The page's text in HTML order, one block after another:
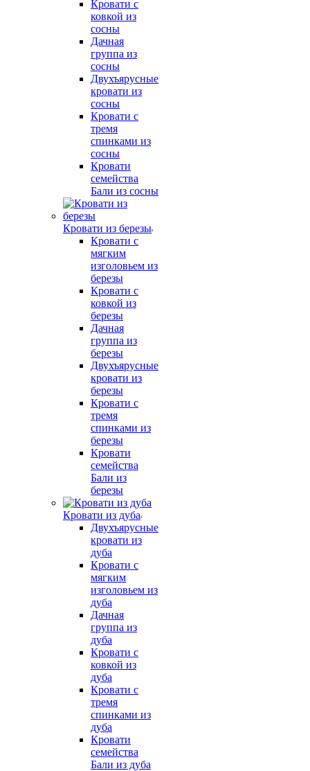
Кровати с
ковкой из
сосны
Дачная
группа из
сосны
Двухъярусные
кровати из
сосны
Кровати с
тремя
спинками из
сосны
Кровати
семейства
Бали из сосны
Кровати из березы
Кровати с
мягким
изголовьем из
березы
Кровати с
ковкой из
березы
Дачная
группа из
березы
Двухъярусные
кровати из
березы
Кровати с
тремя
спинками из
березы
Кровати
семейства
Бали из
березы
Кровати из дуба
Двухъярусные
кровати из
дуба
Кровати с
мягким
изголовьем из
дуба
Дачная
группа из
дуба
Кровати с
ковкой из
дуба
Кровати с
тремя
спинками из
дуба
Кровати
семейства
Бали из дуба